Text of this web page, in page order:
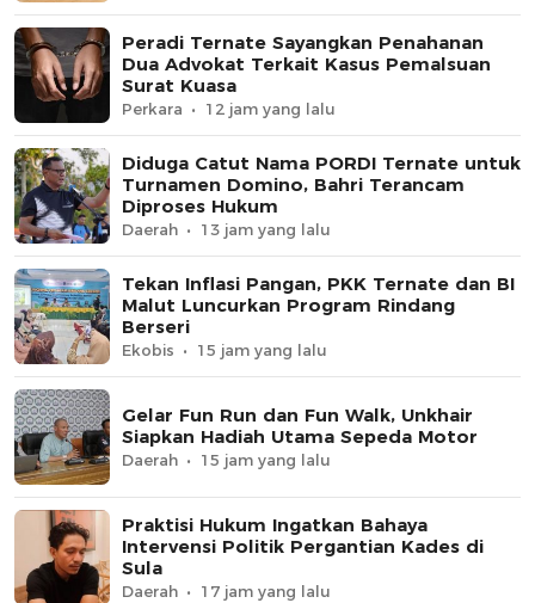
Peradi Ternate Sayangkan Penahanan
Dua Advokat Terkait Kasus Pemalsuan
Surat Kuasa
Perkara 12 jam yang lalu
Diduga Catut Nama PORDI Ternate untuk
Turnamen Domino, Bahri Terancam
Diproses Hukum
Daerah 13 jam yang lalu
Tekan Inflasi Pangan, PKK Ternate dan BI
Malut Luncurkan Program Rindang
Berseri
Ekobis 15 jam yang lalu
Gelar Fun Run dan Fun Walk, Unkhair
Siapkan Hadiah Utama Sepeda Motor
Daerah 15 jam yang lalu
Praktisi Hukum Ingatkan Bahaya
Intervensi Politik Pergantian Kades di
Sula
Daerah 17 jam yang lalu